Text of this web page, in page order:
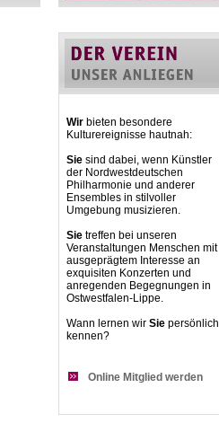
Wir bieten besondere
Kulturereignisse hautnah:
Sie sind dabei, wenn Künstler
der Nordwestdeutschen
Philharmonie und anderer
Ensembles in stilvoller
Umgebung musizieren.
Sie treffen bei unseren
Veranstaltungen Menschen mit
ausgeprägtem Interesse an
exquisiten Konzerten und
anregenden Begegnungen in
Ostwestfalen-Lippe.
Wann lernen wir Sie persönlich
kennen?
Online Mitglied werden